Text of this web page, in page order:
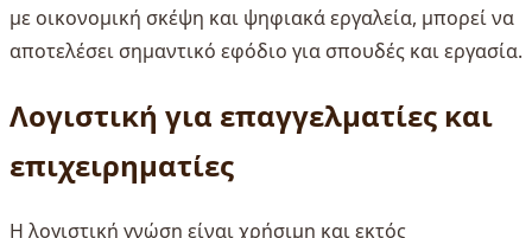
με οικονομική σκέψη και ψηφιακά εργαλεία, μπορεί να
αποτελέσει σημαντικό εφόδιο για σπουδές και εργασία.
Λογιστική για επαγγελματίες και
επιχειρηματίες
Η λογιστική γνώση είναι χρήσιμη και εκτός